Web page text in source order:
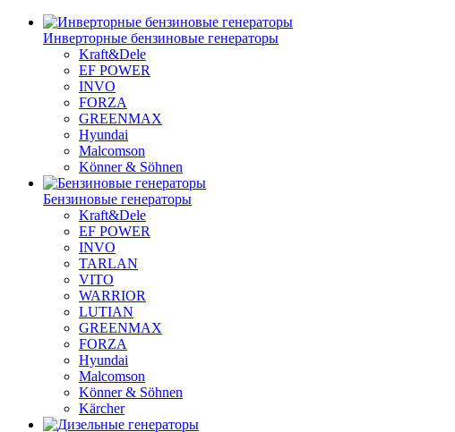
Инверторные бензиновые генераторы
Kraft&Dele
ЕF POWER
INVO
FORZA
GREENMAX
Hyundai
Malcomson
Könner & Söhnen
Бензиновые генераторы
Kraft&Dele
ЕF POWER
INVO
TARLAN
VITO
WARRIOR
LUTIAN
GREENMAX
FORZA
Hyundai
Malcomson
Könner & Söhnen
Kärcher